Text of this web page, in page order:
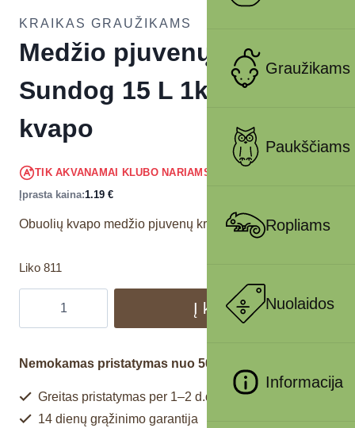
Graužikams
Paukščiams
Ropliams
Nuolaidos
Informacija
KRAIKAS GRAUŽIKAMS
Medžio pjuvenų kraikas
Sundog 15 L 1kg obuolių
kvapo
TIK AKVANAMAI KLUBO NARIAMS 1.13
Įprasta kaina:1.19 €
Obuolių kvapo medžio pjuvenų kraikas graužikams.
Liko 811
Į krepšelį
Nemokamas pristatymas nuo 50€
Greitas pristatymas per 1–2 d.d.
14 dienų grąžinimo garantija